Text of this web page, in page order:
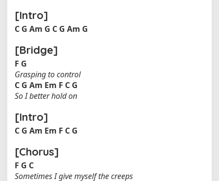
[Intro]
C G Am G C G Am G
[Bridge]
F G
Grasping to control
C G Am Em F C G
So I better hold on
[Intro]
C G Am Em F C G
[Chorus]
F G C
Sometimes I give myself the creeps